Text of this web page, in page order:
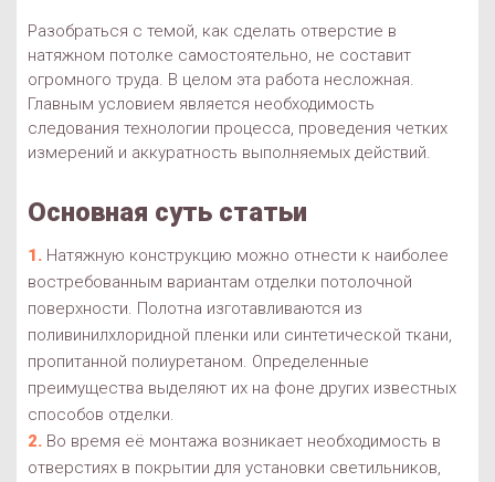
Разобраться с темой, как сделать отверстие в
натяжном потолке самостоятельно, не составит
огромного труда. В целом эта работа несложная.
Главным условием является необходимость
следования технологии процесса, проведения четких
измерений и аккуратность выполняемых действий.
Основная суть статьи
Натяжную конструкцию можно отнести к наиболее
востребованным вариантам отделки потолочной
поверхности. Полотна изготавливаются из
поливинилхлоридной пленки или синтетической ткани,
пропитанной полиуретаном. Определенные
преимущества выделяют их на фоне других известных
способов отделки.
Во время её монтажа возникает необходимость в
отверстиях в покрытии для установки светильников,